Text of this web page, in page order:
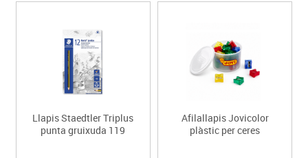
Llapis Staedtler Triplus
punta gruixuda 119
Afilallapis Jovicolor
plàstic per ceres